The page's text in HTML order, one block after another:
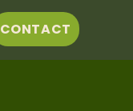
CONTACT